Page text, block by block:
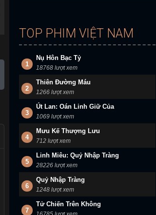
TOP PHIM VIỆT NAM
1
Nụ Hôn Bạc Tỷ
18768 lượt xem
2
Thiên Đường Máu
1266 lượt xem
3
Út Lan: Oán Linh Giữ Của
1069 lượt xem
4
Mưu Kế Thượng Lưu
712 lượt xem
5
Linh Miêu: Quỷ Nhập Tràng
28226 lượt xem
6
Quỷ Nhập Tràng
1248 lượt xem
7
Tử Chiến Trên Không